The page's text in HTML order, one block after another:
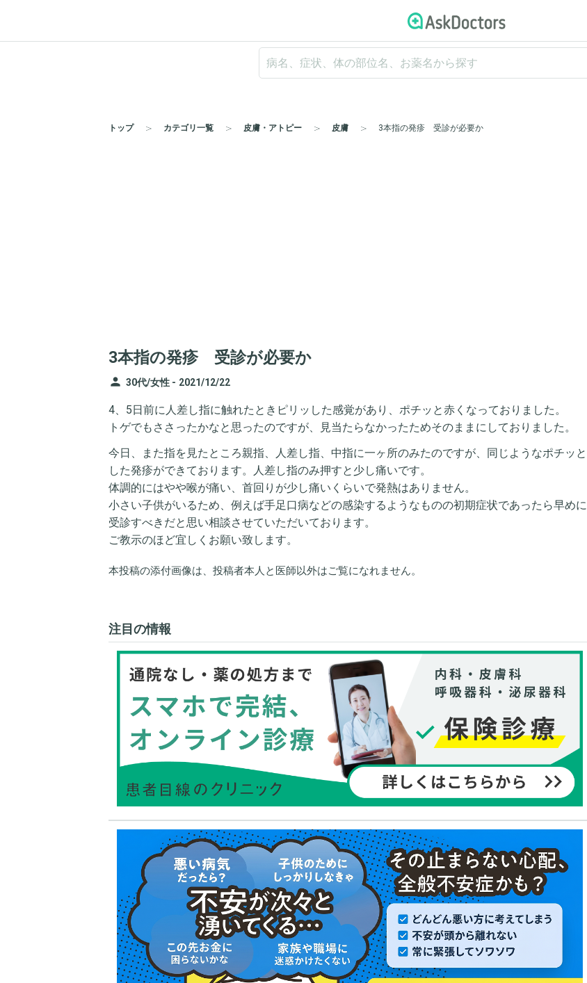
トップ カテゴリ一覧 皮膚・アトピー 皮膚 3本指の発疹 受診が必要か
3本指の発疹 受診が必要か
person 30代/女性 - 2021/12/22
4、5日前に人差し指に触れたときピリッした感覚があり、ポチッと赤くなっておりました。
トゲでもささったかなと思ったのですが、見当たらなかったためそのままにしておりました。
今日、また指を見たところ親指、人差し指、中指に一ヶ所のみたのですが、同じようなポチッと
した発疹ができております。人差し指のみ押すと少し痛いです。
体調的にはやや喉が痛い、首回りが少し痛いくらいで発熱はありません。
小さい子供がいるため、例えば手足口病などの感染するようなものの初期症状であったら早めに
受診すべきだと思い相談させていただいております。
ご教示のほど宜しくお願い致します。
本投稿の添付画像は、投稿者本人と医師以外はご覧になれません。
注目の情報